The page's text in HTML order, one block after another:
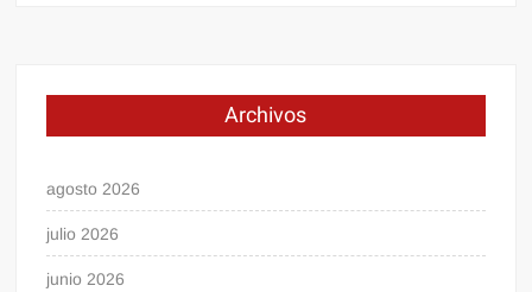
Archivos
agosto 2026
julio 2026
junio 2026